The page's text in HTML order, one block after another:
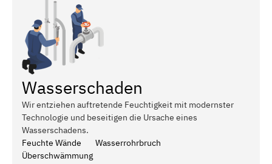
Wasserschaden
Wir entziehen auftretende Feuchtigkeit mit modernster
Technologie und beseitigen die Ursache eines
Wasserschadens.
Feuchte Wände
Wasserrohrbruch
Überschwämmung